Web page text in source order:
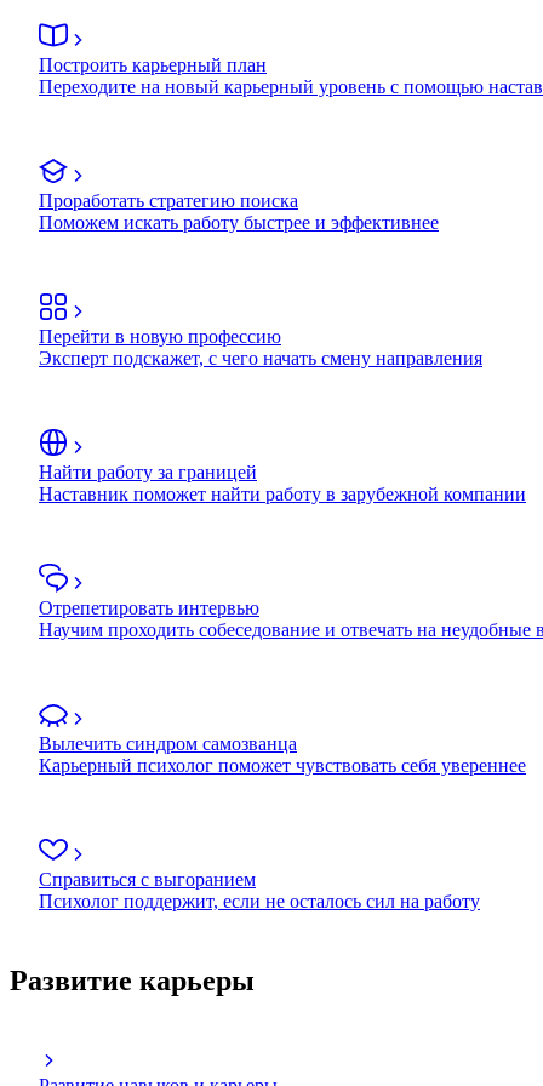
Построить карьерный план
Переходите на новый карьерный уровень с помощью
Проработать стратегию поиска
Поможем искать работу быстрее и эффективнее
Перейти в новую профессию
Эксперт подскажет, с чего начать смену направления
Найти работу за границей
Наставник поможет найти работу в зарубежной компании
Отрепетировать интервью
Научим проходить собеседование и отвечать на неудобные
Вылечить синдром самозванца
Карьерный психолог поможет чувствовать себя увереннее
Справиться с выгоранием
Психолог поддержит, если не осталось сил на работу
Развитие карьеры